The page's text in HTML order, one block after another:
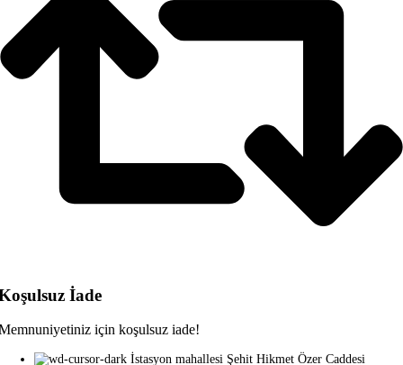
İade
için koşulsuz iade!
İstasyon mahallesi Şehit Hikmet Özer Caddesi